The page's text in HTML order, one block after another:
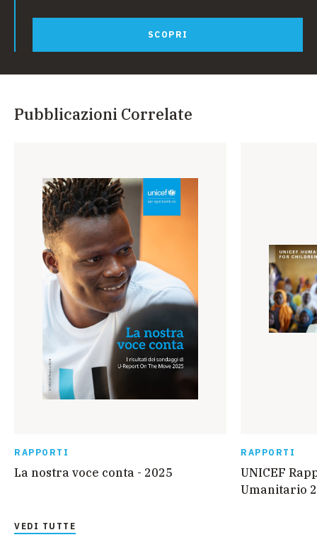
sanitari. Dopo un primo esame della condizione globale
rapporto mostra che un grande numero di bambini ancora
su vasta scala.
SCOPRI
Pubblicazioni Correlate
RAPPORTI
La nostra voce conta - 2025
RAPPORTI
UNICEF
Umanitario
VEDI TUTTE